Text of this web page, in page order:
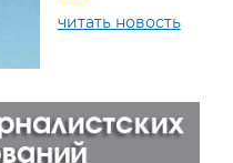
читать новость